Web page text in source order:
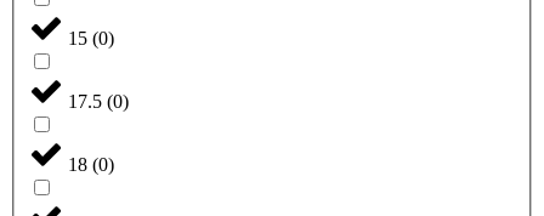
15 (0)
17.5 (0)
18 (0)